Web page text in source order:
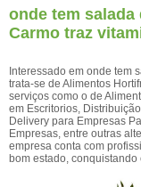
onde tem
Carmo traz
Interessado em onde tem
trata-se de Alimentos
serviços como o de
em Escritorios,
Delivery para Empresas
Empresas, entre outras
empresa conta com
bom estado,